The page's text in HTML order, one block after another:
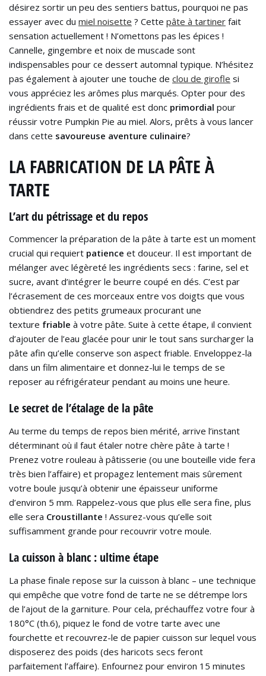
désirez sortir un peu des sentiers battus, pourquoi ne pas
essayer avec du miel noisette ? Cette pâte à tartiner fait
sensation actuellement ! N’omettons pas les épices !
Cannelle, gingembre et noix de muscade sont
indispensables pour ce dessert automnal typique. N’hésitez
pas également à ajouter une touche de clou de girofle si
vous appréciez les arômes plus marqués. Opter pour des
ingrédients frais et de qualité est donc primordial pour
réussir votre Pumpkin Pie au miel. Alors, prêts à vous lancer
dans cette savoureuse aventure culinaire?
LA FABRICATION DE LA PÂTE À
TARTE
L’art du pétrissage et du repos
Commencer la préparation de la pâte à tarte est un moment
crucial qui requiert patience et douceur. Il est important de
mélanger avec légèreté les ingrédients secs : farine, sel et
sucre, avant d’intégrer le beurre coupé en dés. C’est par
l’écrasement de ces morceaux entre vos doigts que vous
obtiendrez des petits grumeaux procurant une
texture friable à votre pâte. Suite à cette étape, il convient
d’ajouter de l’eau glacée pour unir le tout sans surcharger la
pâte afin qu’elle conserve son aspect friable. Enveloppez-la
dans un film alimentaire et donnez-lui le temps de se
reposer au réfrigérateur pendant au moins une heure.
Le secret de l’étalage de la pâte
Au terme du temps de repos bien mérité, arrive l’instant
déterminant où il faut étaler notre chère pâte à tarte !
Prenez votre rouleau à pâtisserie (ou une bouteille vide fera
très bien l’affaire) et propagez lentement mais sûrement
votre boule jusqu’à obtenir une épaisseur uniforme
d’environ 5 mm. Rappelez-vous que plus elle sera fine, plus
elle sera Croustillante ! Assurez-vous qu’elle soit
suffisamment grande pour recouvrir votre moule.
La cuisson à blanc : ultime étape
La phase finale repose sur la cuisson à blanc – une technique
qui empêche que votre fond de tarte ne se détrempe lors
de l’ajout de la garniture. Pour cela, préchauffez votre four à
180°C (th.6), piquez le fond de votre tarte avec une
fourchette et recouvrez-le de papier cuisson sur lequel vous
disposerez des poids (des haricots secs feront
parfaitement l’affaire). Enfournez pour environ 15 minutes